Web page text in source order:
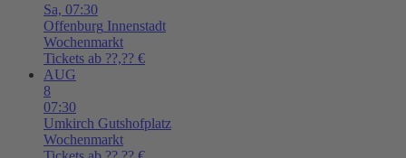
Sa, 07:30
Offenburg Innenstadt
Wochenmarkt
Tickets ab ??,?? €
AUG
8
07:30
Umkirch Gutshofplatz
Wochenmarkt